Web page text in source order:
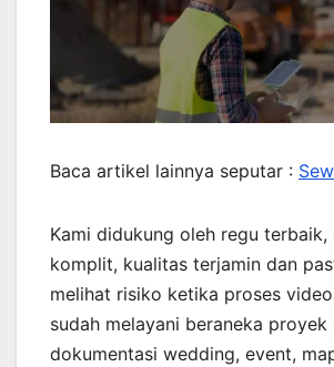
Baca artikel lainnya seputar :
Kami didukung oleh regu terbaik,
komplit, kualitas terjamin dan
melihat risiko ketika proses
sudah melayani beraneka proyek
dokumentasi wedding, event,